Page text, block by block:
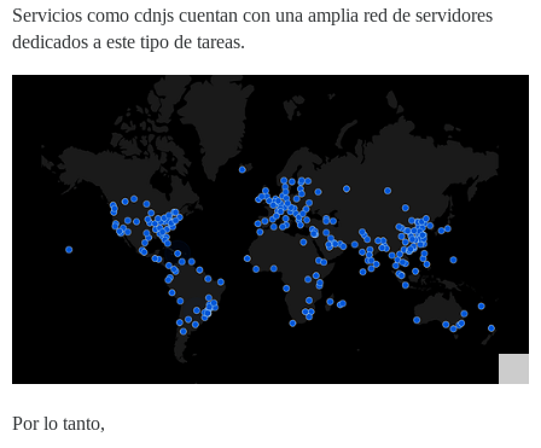
Servicios como cdnjs cuentan con una amplia red de servidores
dedicados a este tipo de tareas.
Por lo tanto,